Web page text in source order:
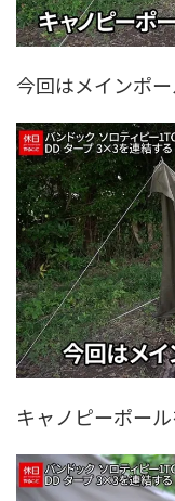
今回はメインポー
キャノピーポール